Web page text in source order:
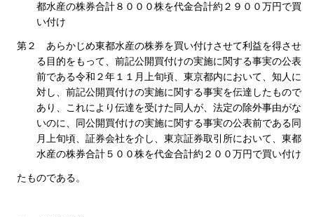
都水産の株券合計８０００株を代金合計約２９００万円で買
い付け
第２ あらかじめ東都水産の株券を買い付けさせて利益を得させ
る目的をもって、前記公開買付けの実施に関する事実の公表
前である令和２年１１月上旬頃、東京都内において、知人に
対し、前記公開買付けの実施に関する事実を伝達したもので
あり、これにより伝達を受けた同人が、法定の除外事由がな
いのに、同公開買付けの実施に関する事実の公表前である同
月上旬頃、証券会社を介し、東京証券取引所において、東都
水産の株券合計５００株を代金合計約２００万円で買い付け
たものである。